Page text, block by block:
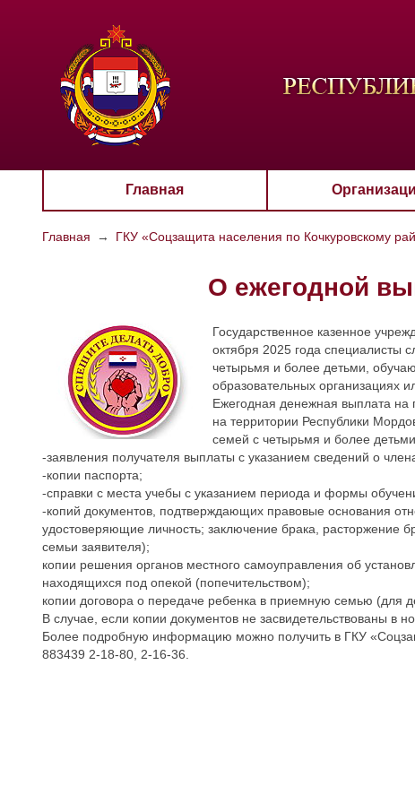
Главная
Главная → ГКУ «Соцзащита населения по Кочкуровскому
О ежегодной
Государственное казенное
октября 2025 года специалисты
четырьмя и более детьми,
образовательных организациях
Ежегодная денежная выплата на
на территории Республики
семей с четырьмя и более
-заявления получателя выплаты с указанием сведений о
-копии паспорта;
-справки с места учебы с указанием периода и формы
-копий документов, подтверждающих правовые основания
удостоверяющие личность; заключение брака, расторжение
семьи заявителя);
копии решения органов местного самоуправления об
находящихся под опекой (попечительством);
копии договора о передаче ребенка в приемную семью (для
В случае, если копии документов не засвидетельствованы в
Более подробную информацию можно получить в ГКУ
883439 2-18-80, 2-16-36.